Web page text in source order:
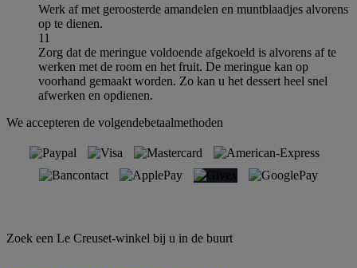
Werk af met geroosterde amandelen en muntblaadjes alvorens
op te dienen.
11
Zorg dat de meringue voldoende afgekoeld is alvorens af te
werken met de room en het fruit. De meringue kan op
voorhand gemaakt worden. Zo kan u het dessert heel snel
afwerken en opdienen.
We accepteren de volgendebetaalmethoden
Zoek een Le Creuset-winkel bij u in de buurt